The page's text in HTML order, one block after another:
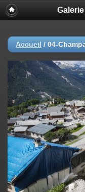
Accueil / 04-